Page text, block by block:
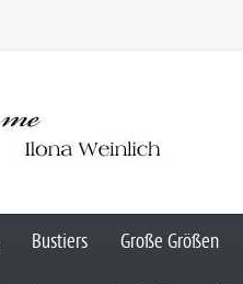
Bustiers Große Größen